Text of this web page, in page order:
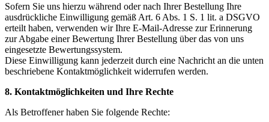
Sofern Sie uns hierzu während oder nach Ihrer Bestellung Ihre
ausdrückliche Einwilligung gemäß Art. 6 Abs. 1 S. 1 lit. a DSGVO
erteilt haben, verwenden wir Ihre E-Mail-Adresse zur Erinnerung
zur Abgabe einer Bewertung Ihrer Bestellung über das von uns
eingesetzte Bewertungssystem.
Diese Einwilligung kann jederzeit durch eine Nachricht an die unten
beschriebene Kontaktmöglichkeit widerrufen werden.
8. Kontaktmöglichkeiten und Ihre Rechte
Als Betroffener haben Sie folgende Rechte: